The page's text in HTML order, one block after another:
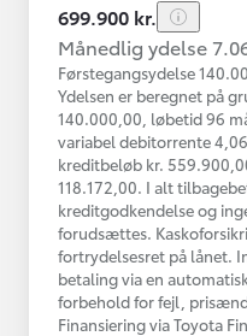
699.900 kr.
Månedlig ydelse
Førstegangsydelse
Ydelsen er beregnet på
140.000,00, løbetid 96
variabel debitorrente
kreditbeløb kr.
118.172,00. I alt
kreditgodkendelse og
forudsættes.
fortrydelsesret på lånet.
betaling via en
forbehold for fejl,
Finansiering via Toyota